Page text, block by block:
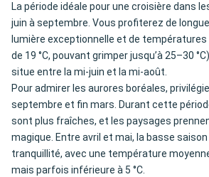
La période idéale pour une croisière dans
juin à septembre. Vous profiterez de
lumière exceptionnelle et de
de 19 °C, pouvant grimper jusqu’à 25–30
situe entre la mi-juin et la mi-août.
Pour admirer les aurores boréales,
septembre et fin mars. Durant cette
sont plus fraîches, et les paysages
magique. Entre avril et mai, la basse
tranquillité, avec une température
mais parfois inférieure à 5 °C.